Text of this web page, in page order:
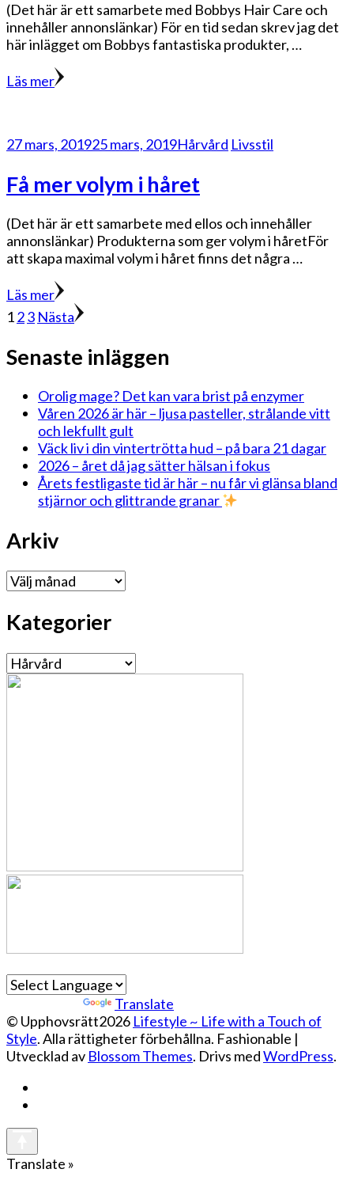
(Det här är ett samarbete med Bobbys Hair Care och
innehåller annonslänkar) För en tid sedan skrev jag det
här inlägget om Bobbys fantastiska produkter, …
Läs mer
27 mars, 201925 mars, 2019Hårvård Livsstil
Få mer volym i håret
(Det här är ett samarbete med ellos och innehåller
annonslänkar) Produkterna som ger volym i håretFör
att skapa maximal volym i håret finns det några …
Läs mer
Sidnumrering
inlägg
Sida
1Sida
2Sida
3 Nästa
Senaste inläggen
Orolig mage? Det kan vara brist på enzymer
Våren 2026 är här – ljusa pasteller, strålande vitt
och lekfullt gult
Väck liv i din vintertrötta hud – på bara 21 dagar
2026 – året då jag sätter hälsan i fokus
Årets festligaste tid är här – nu får vi glänsa bland
stjärnor och glittrande granar
Arkiv
Arkiv
Kategorier
Kategorier
Translate
© Upphovsrätt2026 Lifestyle ~ Life with a Touch of
Style. Alla rättigheter förbehållna. Fashionable |
Utvecklad av Blossom Themes. Drivs medWordPress.
Translate »